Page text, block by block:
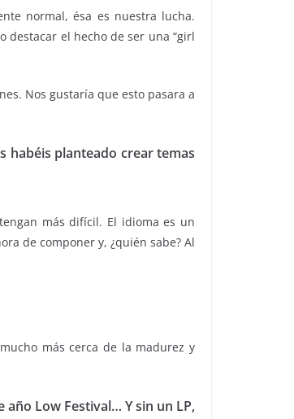
normal, ésa es nuestra lucha.
destacar el hecho de ser una “girl
Nos gustaría que esto pasara a
habéis planteado crear temas
más difícil. El idioma es un
de componer y, ¿quién sabe? Al
más cerca de la madurez y
año Low Festival… Y sin un LP,